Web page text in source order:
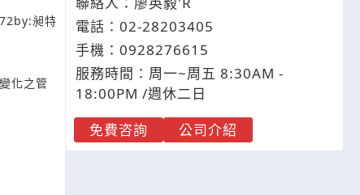
by:昶特
化之管
電話： 02-28203405
手機： 0928276615
服務時間：周一~周五 8:30AM -
18:00PM /週休二日
免費咨詢
公司介紹